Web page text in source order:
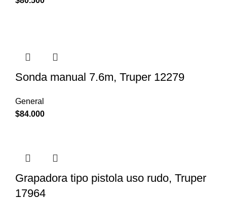
Sonda manual 7.6m, Truper 12279
General
$84.000
Grapadora tipo pistola uso rudo, Truper
17964